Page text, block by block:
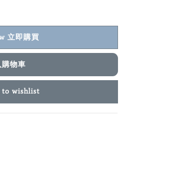
立即購買
購物車
to wishlist